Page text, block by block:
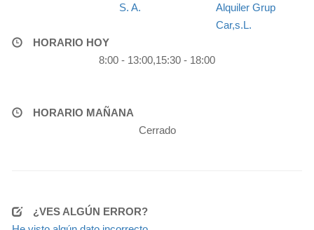
S. A.
Alquiler Grup
Car,s.L.
HORARIO HOY
8:00 - 13:00,15:30 - 18:00
HORARIO MAÑANA
Cerrado
¿VES ALGÚN ERROR?